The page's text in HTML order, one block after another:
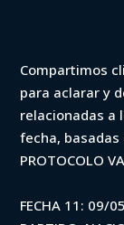
VAR -
Fénix
Iniciá
Compartimos
para aclarar y
relacionadas a
fecha, basadas
PROTOCOLO
FECHA 11: 09/